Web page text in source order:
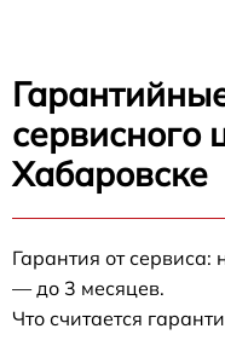
сервисного
Хабаровске
Гарантия от
— до 3 месяцев.
Что считается